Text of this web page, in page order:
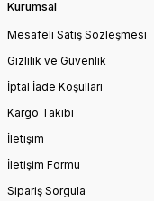
Kurumsal
Mesafeli Satış Sözleşmesi
Gizlilik ve Güvenlik
İptal İade Koşullari
Kargo Takibi
İletişim
İletişim Formu
Sipariş Sorgula